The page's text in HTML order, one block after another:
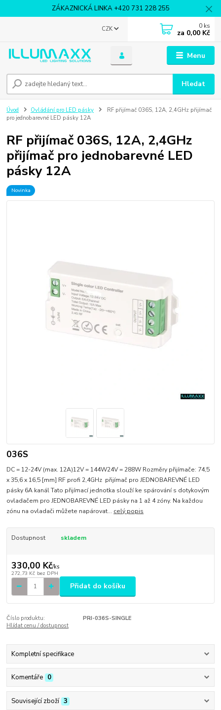
ZÁKAZNICKÁ LINKA +420 731 228 255
Menu
CZK
Hledat
0 ks
za 0,00 Kč
Úvod Ovládání pro LED pásky
RF přijímač 036S, 12A, 2,4GHz přijímač
pro jednobarevné LED pásky 12A
RF přijímač 036S, 12A, 2,4GHz
přijímač pro jednobarevné LED
pásky 12A
Novinka
036S
DC = 12-24V (max. 12A)12V = 144W24V = 288W Rozměry přijímače: 74,5
x 35,6 x 16,5 [mm] RF profi 2,4GHz přijímač pro JEDNOBAREVNÉ LED
pásky 6A kanál Tato přijímací jednotka slouží ke spárování s dotykovým
ovladačem pro JEDNOBAREVNÉ LED pásky na 1 až 4 zóny. Na každou
zónu na ovladači můžete napárovat... celý popis
Dostupnost skladem
330,00 Kč/ks
272,73 Kč bez DPH
Přidat do košíku
Číslo produktu:
PRI-036S-SINGLE
Hlídat cenu / dostupnost
Kompletní specifikace
Komentáře 0
Související zboží 3